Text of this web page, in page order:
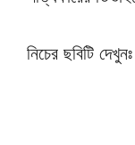
নিচের ছবিটি দেখুনঃ